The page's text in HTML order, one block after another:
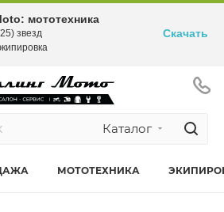
Каталог
МОТОТЕХНИКА
мототехника
звезд
Скачать